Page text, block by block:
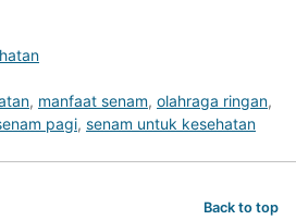
, manfaat senam, olahraga ringan,
pagi, senam untuk kesehatan
Back to top